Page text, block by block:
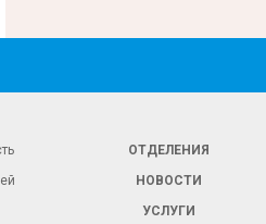
ОТДЕЛЕНИЯ
НОВОСТИ
УСЛУГИ